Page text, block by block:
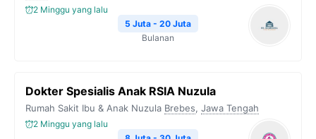
2 Minggu yang lalu
5 Juta - 20 Juta
Bulanan
Dokter Spesialis Anak RSIA Nuzula
Rumah Sakit Ibu & Anak Nuzula Brebes, Jawa Tengah
2 Minggu yang lalu